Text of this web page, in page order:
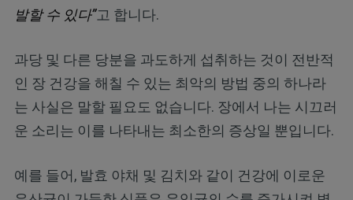
발할 수 있다”고 합니다.
과당 및 다른 당분을 과도하게 섭취하는 것이 전반적
인 장 건강을 해칠 수 있는 최악의 방법 중의 하나라
는 사실은 말할 필요도 없습니다. 장에서 나는 시끄러
운 소리는 이를 나타내는 최소한의 증상일 뿐입니다.
예를 들어, 발효 야채 및 김치와 같이 건강에 이로운